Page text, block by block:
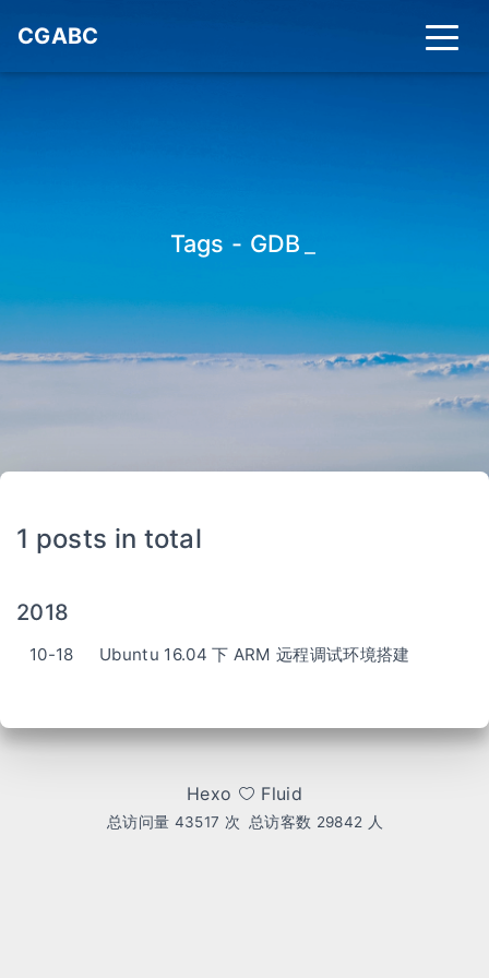
CGABC
Tags - GDB
1 posts in total
2018
10-18 Ubuntu 16.04 下 ARM 远程调试环境搭建
Hexo Fluid
总访问量 43517 次 总访客数 29842 人